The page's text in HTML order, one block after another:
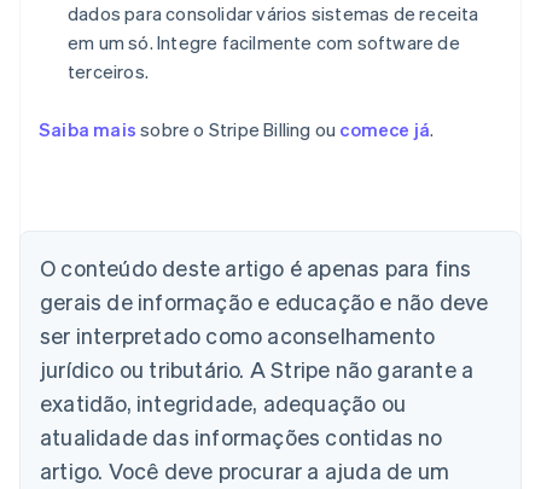
dados para consolidar vários sistemas de receita
em um só. Integre facilmente com software de
terceiros.
Saiba mais sobre o Stripe Billing ou comece já.
O conteúdo deste artigo é apenas para fins
gerais de informação e educação e não deve
ser interpretado como aconselhamento
jurídico ou tributário. A Stripe não garante a
exatidão, integridade, adequação ou
atualidade das informações contidas no
artigo. Você deve procurar a ajuda de um
Alemanha
DeutschEnglish
Austrália
English
Áustria
Deutsch English
Bélgica
Nederlands Français DeutschEnglish
Brasil